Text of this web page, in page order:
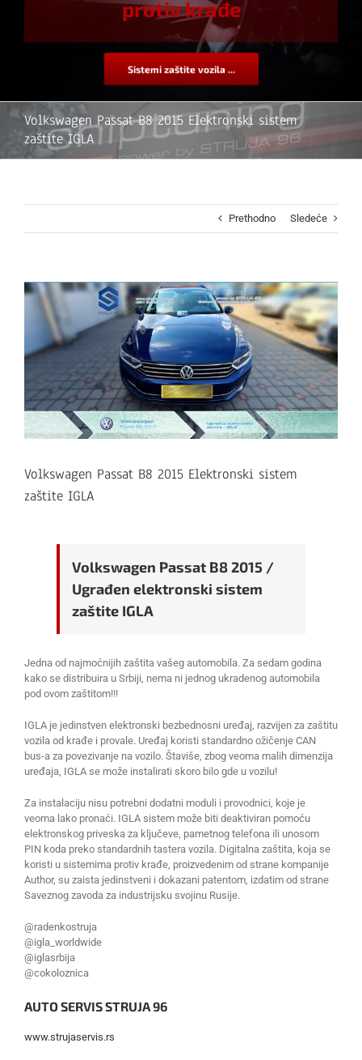
protiv krađe
Sistemi zaštite vozila ...
Volkswagen Passat B8 2015 Elektronski sistem
zaštite IGLA
Prethodno Sledeće
Volkswagen Passat B8 2015 Elektronski sistem
zaštite IGLA
Volkswagen Passat B8 2015 /
Ugrađen elektronski sistem
zaštite IGLA
Jedna od najmoćnijih zaštita vašeg automobila. Za sedam godina
kako se distribuira u Srbiji, nema ni jednog ukradenog automobila
pod ovom zaštitom!!!
IGLA je jedinstven elektronski bezbednosni uređaj, razvijen za zaštitu
vozila od krađe i provale. Uređaj koristi standardno ožičenje CAN
bus-a za povezivanje na vozilo. Štaviše, zbog veoma malih dimenzija
uređaja, IGLA se može instalirati skoro bilo gde u vozilu!
Za instalaciju nisu potrebni dodatni moduli i provodnici, koje je
veoma lako pronaći. IGLA sistem može biti deaktiviran pomoću
elektronskog priveska za ključeve, pametnog telefona ili unosom
PIN koda preko standardnih tastera vozila. Digitalna zaštita, koja se
koristi u sistemima protiv krađe, proizvedenim od strane kompanije
Author, su zaista jedinstveni i dokazani patentom, izdatim od strane
Saveznog zavoda za industrijsku svojinu Rusije.
@radenkostruja
@igla_worldwide
@iglasrbija
@cokoloznica
AUTO SERVIS STRUJA 96
www.strujaservis.rs